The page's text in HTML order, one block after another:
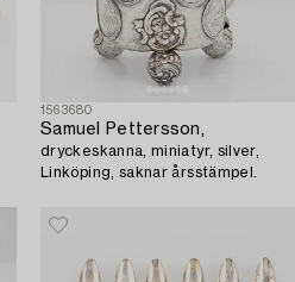
1563680
Samuel Pettersson,
dryckeskanna, miniatyr, silver,
Linköping, saknar årsstämpel.